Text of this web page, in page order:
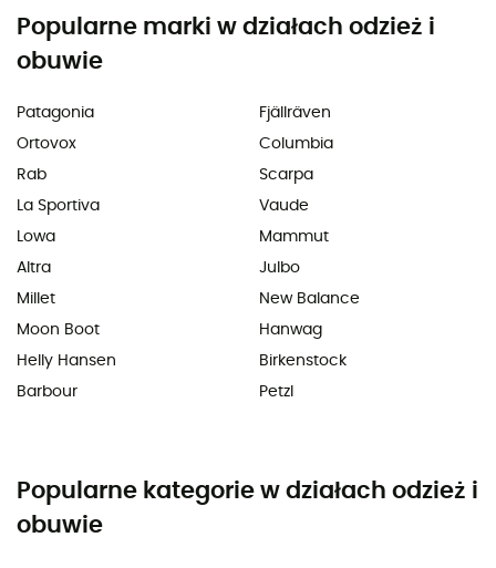
Popularne marki w działach odzież i
obuwie
Patagonia
Ortovox
Rab
La Sportiva
Lowa
Altra
Millet
Moon Boot
Helly Hansen
Barbour
Fjällräven
Columbia
Scarpa
Vaude
Mammut
Julbo
New Balance
Hanwag
Birkenstock
Petzl
Popularne kategorie w działach odzież i
obuwie